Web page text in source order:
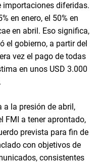
importaciones diferidas.
en enero, el 50% en
en abril. Eso significa,
el gobierno, a partir del
vez el pago de todas
en unos USD 3.000
a la presión de abril,
FMI a tener aprontado,
prevista para fin de
con objetivos de
consistentes